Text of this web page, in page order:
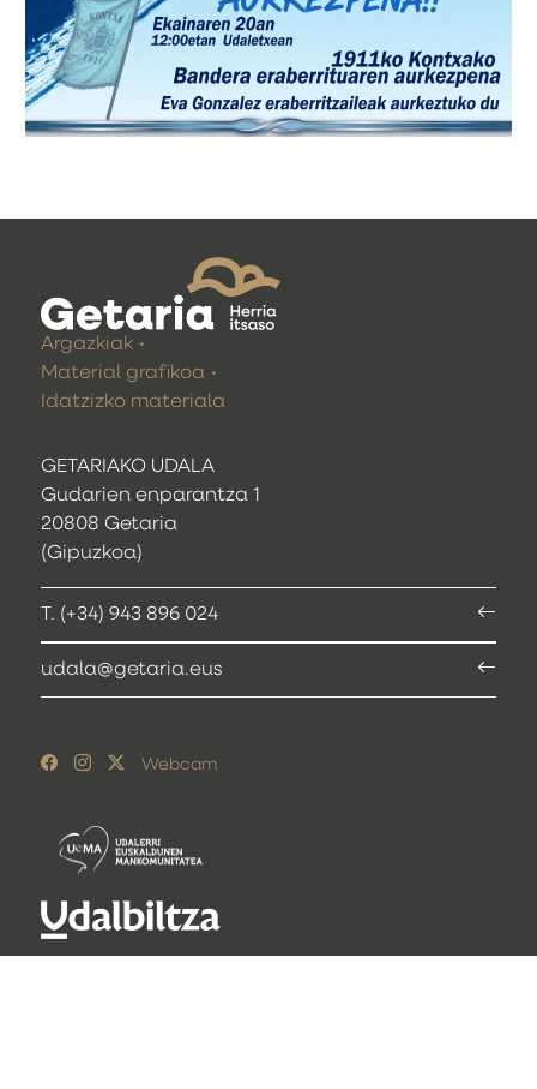
GETARIAKO UDALA
Gudarien enparantza 1
20808 Getaria
(Gipuzkoa)
T. (+34) 943 896 024
udala@getaria.eus
Argazkiak
Material grafikoa
Idatzizko materiala
Webcam